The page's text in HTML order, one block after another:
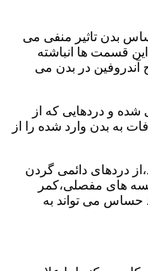
بدن تاثیر منفی می
قسمت ها انباشته
در بدن می
شده و دردهایی که از
به بدن وارد شده را از
دردهای دائمی گردن
های مفصلی،کمر
حساس می تواند به